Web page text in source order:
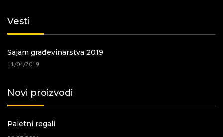
Vesti
Sajam građevinarstva 2019
11/04/2019
Novi proizvodi
Paletni regali